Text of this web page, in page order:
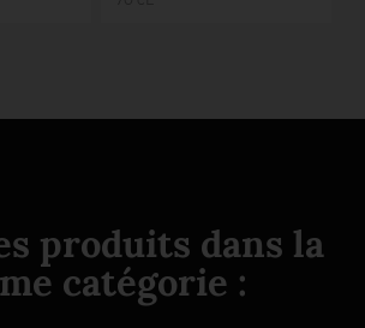
produits dans la
catégorie :